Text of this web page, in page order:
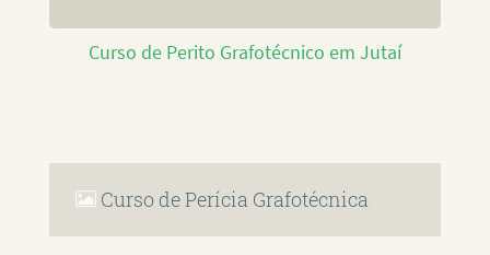
Curso de Perito Grafotécnico em Jutaí
Curso de Perícia Grafotécnica